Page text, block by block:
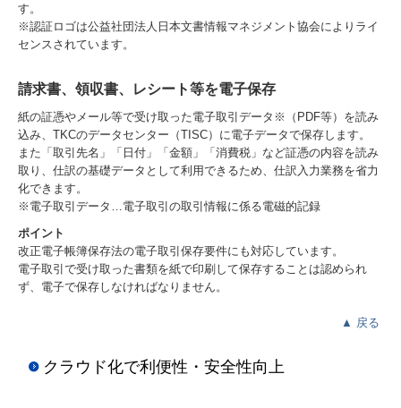
す。
※認証ロゴは公益社団法人日本文書情報マネジメント協会によりライ
センスされています。
請求書、領収書、レシート等を電子保存
紙の証憑やメール等で受け取った電子取引データ※（PDF等）を読み
込み、TKCのデータセンター（TISC）に電子データで保存します。
また「取引先名」「日付」「金額」「消費税」など証憑の内容を読み
取り、仕訳の基礎データとして利用できるため、仕訳入力業務を省力
化できます。
※電子取引データ…電子取引の取引情報に係る電磁的記録
ポイント
改正電子帳簿保存法の電子取引保存要件にも対応しています。
電子取引で受け取った書類を紙で印刷して保存することは認められ
ず、電子で保存しなければなりません。
▲ 戻る
クラウド化で利便性・安全性向上